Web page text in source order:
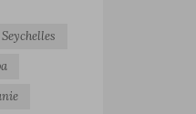
Seychelles